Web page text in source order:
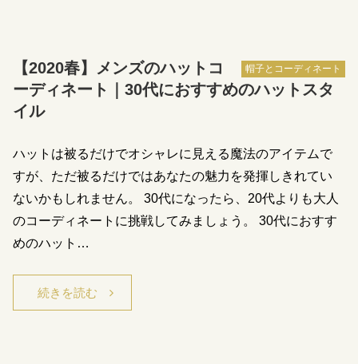
帽子とコーディネート
【2020春】メンズのハットコ
ーディネート｜30代におすすめのハットスタ
イル
ハットは被るだけでオシャレに見える魔法のアイテムで
すが、ただ被るだけではあなたの魅力を発揮しきれてい
ないかもしれません。 30代になったら、20代よりも大人
のコーディネートに挑戦してみましょう。 30代におすす
めのハット…
続きを読む